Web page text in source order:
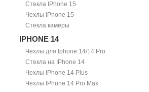
Стекла IPhone 15
Чехлы IPhone 15
Стекла камеры
IPHONE 14
Чехлы для Iphone 14/14 Pro
Стекла на IPhone 14
Чехлы IPhone 14 Plus
Чехлы IPhone 14 Pro Max